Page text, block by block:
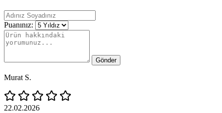
Puanınız:
Gönder
Murat S.
22.02.2026